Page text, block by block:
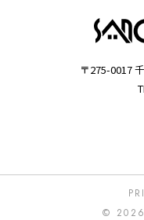
〒275-0017
© 2026